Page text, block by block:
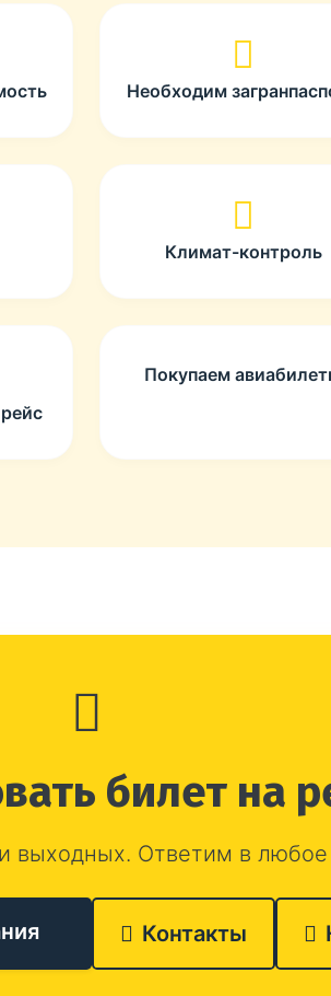
Необходим
Климат-контроль
Покупаем
билет на
выходных. Ответим в
Контакты